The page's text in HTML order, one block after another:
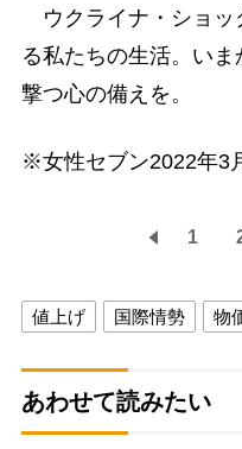
ウクライナ・ショッ
る私たちの生活。いま
撃つ心の備えを。
※女性セブン2022年3
1
値上げ 国際情勢 物
あわせて読みたい